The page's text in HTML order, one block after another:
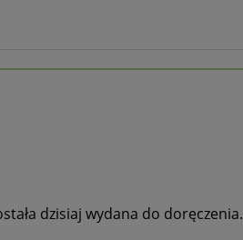
dzisiaj wydana do doręczenia.